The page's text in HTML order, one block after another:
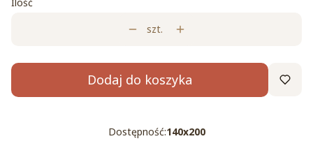
szt.
Dodaj do koszyka
Dostępność:140x200